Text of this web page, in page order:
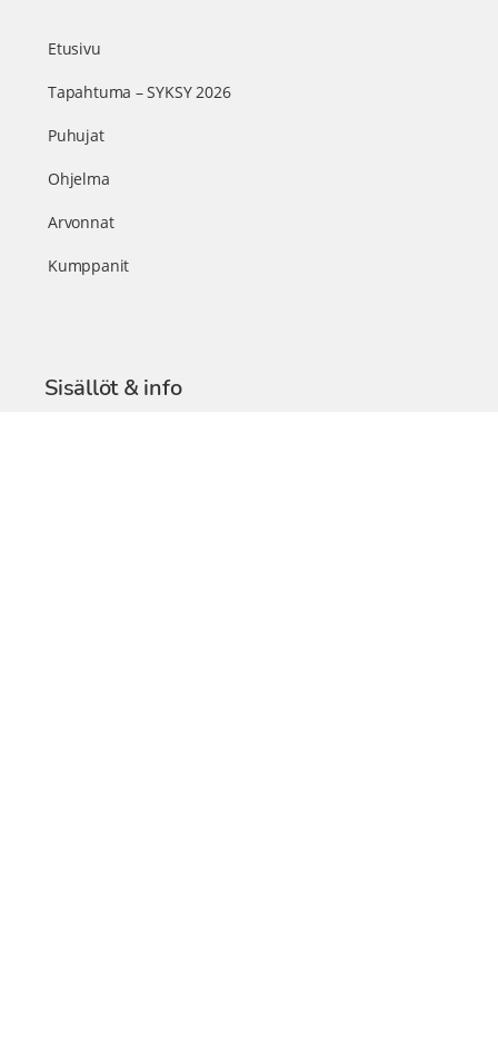
Etusivu
Tapahtuma – SYKSY 2026
Puhujat
Ohjelma
Arvonnat
Kumppanit
Sisällöt & info